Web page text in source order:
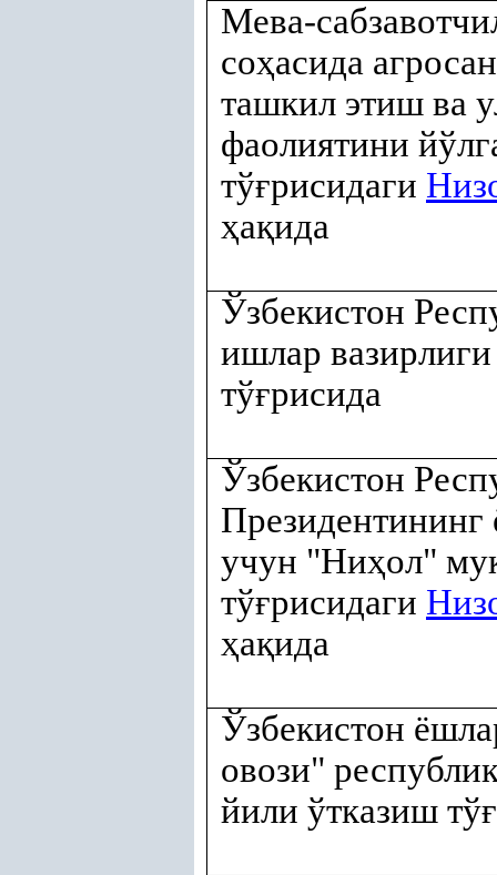
Мева-
соҳасида
ташкил этиш ва
фаолиятини
тўғрисидаги
ҳақида
Ўзбекистон
ишлар
тўғрисида
Ўзбекистон
Президентининг
учун "Ниҳол"
тўғрисидаги
ҳақида
Ўзбекистон
овози"
йили ўтказиш тўғ